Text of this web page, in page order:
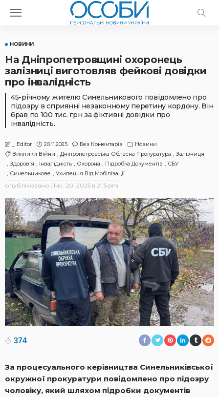
НОВИНИ
На Дніпропетровщині охоронець
залізниці виготовляв фейкові довідки
про інвалідність
45-річному жителю Синельникового повідомлено про
підозру в сприянні незаконному перетину кордону. Він
брав по 100 тис. грн за фіктивні довідки про
інвалідність.
_ Editor 20.11.2025 Без Коментарів
Новини
Виклики Війни
Дніпропетровська Обласна Прокуратура
Залізниця
Здоров'я
Інвалідність Охорона Підробка Документів
СБУ
Синельникове
Ухилення Від Мобілізації
опубліковано Лис. 20, 2025 в 2:15 pm
374
За процесуального керівництва Синельниківської
окружної прокуратури повідомлено про підозру
чоловіку, який шляхом підробки документів